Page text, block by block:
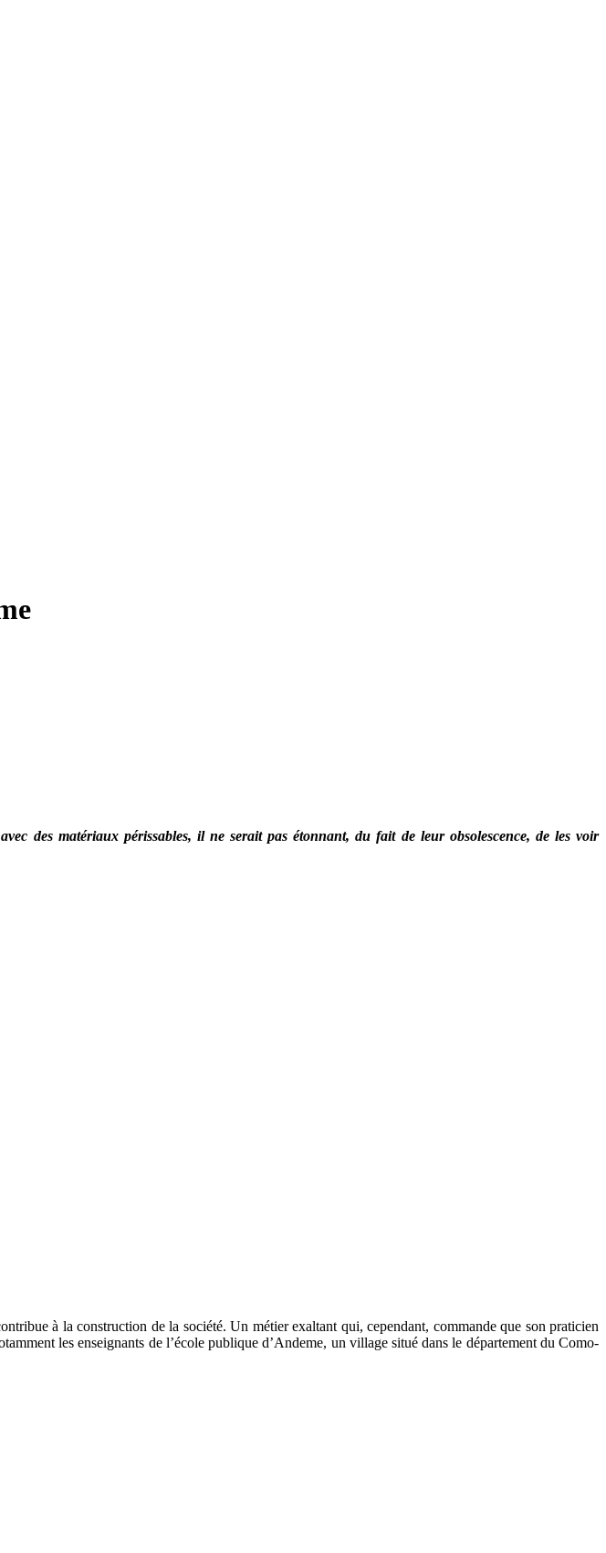
des matériaux périssables, il ne serait pas étonnant, du fait de leur obsolescence, de les voir
à la construction de la société. Un métier exaltant qui, cependant, commande que son praticien
les enseignants de l’école publique d’Andeme, un village situé dans le département du Como-